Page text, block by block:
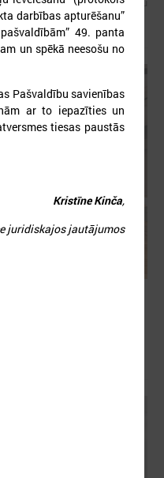
darbības apturēšanu”
49. panta
un spēkā neesošu no
Pašvaldību savienības
ar to iepazīties un
tiesas paustās
Kristīne Kinča,
juridiskajos jautājumos